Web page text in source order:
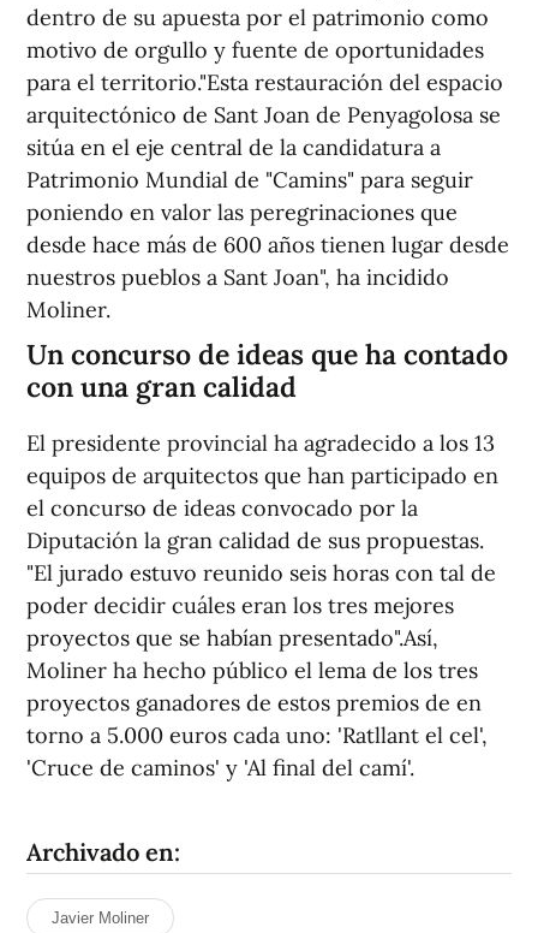
dentro de su apuesta por el patrimonio como
motivo de orgullo y fuente de oportunidades
para el territorio."Esta restauración del espacio
arquitectónico de Sant Joan de Penyagolosa se
sitúa en el eje central de la candidatura a
Patrimonio Mundial de "Camins" para seguir
poniendo en valor las peregrinaciones que
desde hace más de 600 años tienen lugar desde
nuestros pueblos a Sant Joan", ha incidido
Moliner.
Un concurso de ideas que ha contado
con una gran calidad
El presidente provincial ha agradecido a los 13
equipos de arquitectos que han participado en
el concurso de ideas convocado por la
Diputación la gran calidad de sus propuestas.
"El jurado estuvo reunido seis horas con tal de
poder decidir cuáles eran los tres mejores
proyectos que se habían presentado".Así,
Moliner ha hecho público el lema de los tres
proyectos ganadores de estos premios de en
torno a 5.000 euros cada uno: 'Ratllant el cel',
'Cruce de caminos' y 'Al final del camí'.
Archivado en:
Javier Moliner